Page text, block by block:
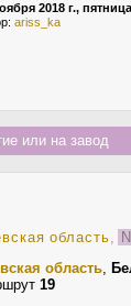
2018 г., пятница
ariss_ka
или на завод
область,
область,
19